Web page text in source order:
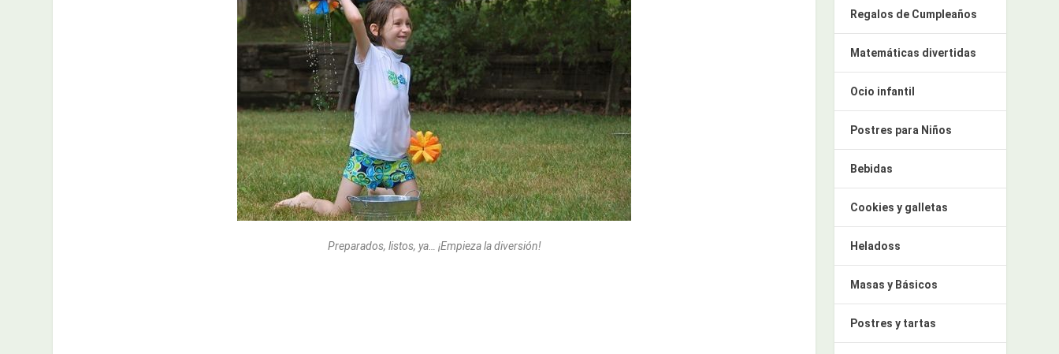
Preparados, listos, ya… ¡Empieza la diversión!
Regalos de Cumpleaños
Matemáticas divertidas
Ocio infantil
Postres para Niños
Bebidas
Cookies y galletas
Heladoss
Masas y Básicos
Postres y tartas